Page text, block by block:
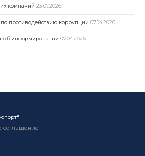
компаний 23.07.2026
противодействию коррупции 07.04.2026
об информировании 07.04.2026
соглашение